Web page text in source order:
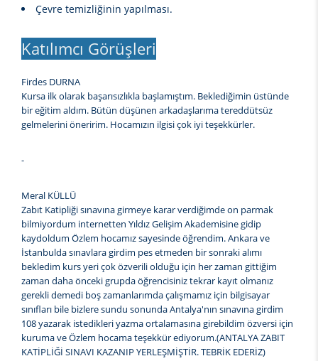
Çevre temizliğinin yapılması.
Katılımcı Görüşleri
Firdes DURNA
Kursa ilk olarak başarısızlıkla başlamıştım. Beklediğimin üstünde
bir eğitim aldım. Bütün düşünen arkadaşlarıma tereddütsüz
gelmelerini öneririm. Hocamızın ilgisi çok iyi teşekkürler.
-
Meral KÜLLÜ
Zabıt Katipliği sınavına girmeye karar verdiğimde on parmak
bilmiyordum internetten Yıldız Gelişim Akademisine gidip
kaydoldum Özlem hocamız sayesinde öğrendim. Ankara ve
İstanbulda sınavlara girdim pes etmeden bir sonraki alımı
bekledim kurs yeri çok özverili olduğu için her zaman gittiğim
zaman daha önceki grupda öğrencisiniz tekrar kayıt olmanız
gerekli demedi boş zamanlarımda çalışmamız için bilgisayar
sınıfları bile bizlere sundu sonunda Antalya'nın sınavına girdim
108 yazarak istedikleri yazma ortalamasına girebildim özversi için
kuruma ve Özlem hocama teşekkür ediyorum.(ANTALYA ZABIT
KATİPLİĞİ SINAVI KAZANIP YERLEŞMİŞTİR. TEBRİK EDERİZ)